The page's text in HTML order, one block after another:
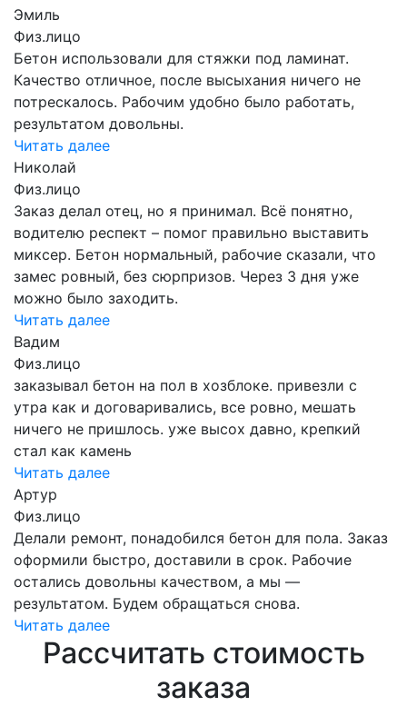
Эмиль
Физ.лицо
Бетон использовали для стяжки под ламинат.
Качество отличное, после высыхания ничего не
потрескалось. Рабочим удобно было работать,
результатом довольны.
Читать далее
Николай
Физ.лицо
Заказ делал отец, но я принимал. Всё понятно,
водителю респект – помог правильно выставить
миксер. Бетон нормальный, рабочие сказали, что
замес ровный, без сюрпризов. Через 3 дня уже
можно было заходить.
Читать далее
Вадим
Физ.лицо
заказывал бетон на пол в хозблоке. привезли с
утра как и договаривались, все ровно, мешать
ничего не пришлось. уже высох давно, крепкий
стал как камень
Читать далее
Артур
Физ.лицо
Делали ремонт, понадобился бетон для пола. Заказ
оформили быстро, доставили в срок. Рабочие
остались довольны качеством, а мы —
результатом. Будем обращаться снова.
Читать далее
Рассчитать стоимость
заказа